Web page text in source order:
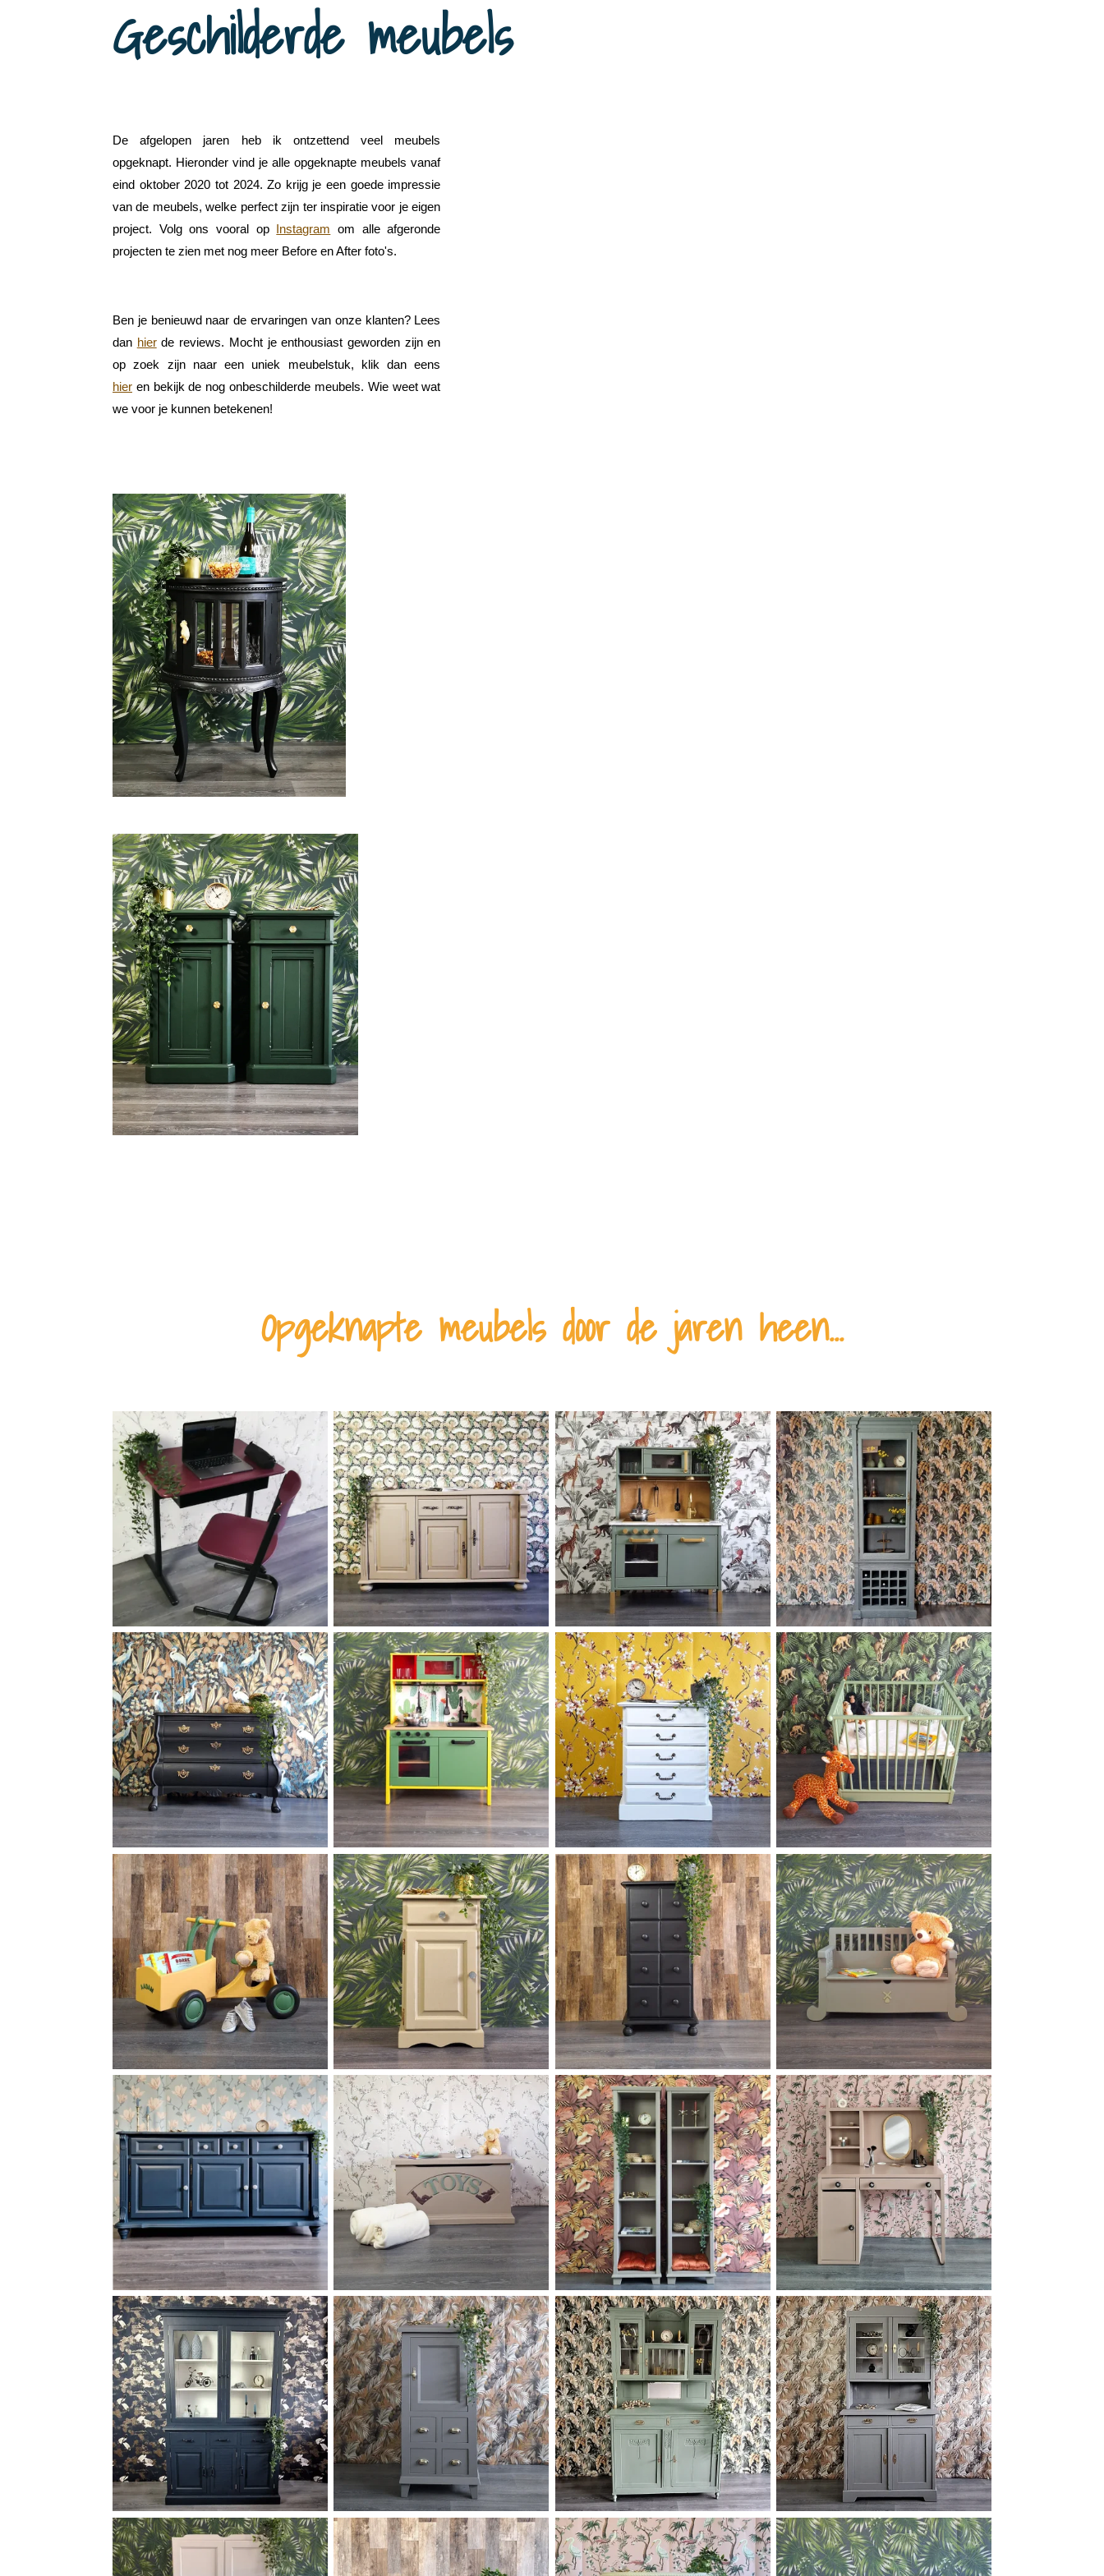
Geschilderde meubels
De afgelopen jaren heb ik ontzettend veel meubels
opgeknapt. Hieronder vind je alle opgeknapte meubels vanaf
eind oktober 2020 tot 2024. Zo krijg je een goede impressie
van de meubels, welke perfect zijn ter inspiratie voor je eigen
project. Volg ons vooral op Instagram om alle afgeronde
projecten te zien met nog meer Before en After foto's.
Ben je benieuwd naar de ervaringen van onze klanten? Lees
dan hierde reviews. Mocht je enthousiast geworden zijn en
op zoek zijn naar een uniek meubelstuk, klik dan eens
hier en bekijk de nog onbeschilderde meubels. Wie weet wat
we voor je kunnen betekenen!
Opgeknapte meubels door de jaren heen...